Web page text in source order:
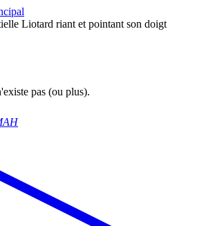
pas (ou plus).